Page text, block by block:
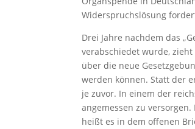
Widerspruchslösung
Drei Jahre nachdem das
verabschiedet wurde,
über die neue
werden können. Statt der
je zuvor. In einem der
angemessen zu
heißt es in dem offenen